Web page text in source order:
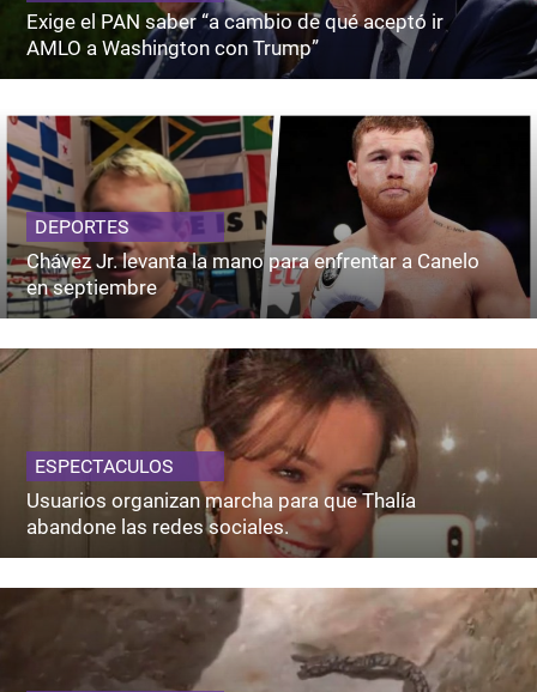
Exige el PAN saber “a cambio de qué aceptó ir
AMLO a Washington con Trump”
DEPORTES
Chávez Jr. levanta la mano para enfrentar a Canelo
en septiembre
ESPECTACULOS
Usuarios organizan marcha para que Thalía
abandone las redes sociales.